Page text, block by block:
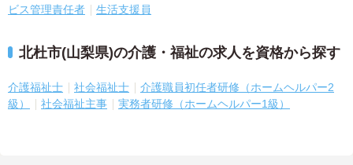
ビス管理責任者
生活支援員
北杜市(山梨県)の介護・福祉の求人を資格から探す
介護福祉士 社会福祉士
介護職員初任者研修（ホームヘルパー2
級）
社会福祉主事 実務者研修（ホームヘルパー1級）